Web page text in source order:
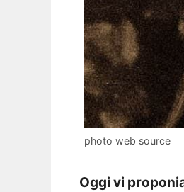
photo web source
Oggi vi